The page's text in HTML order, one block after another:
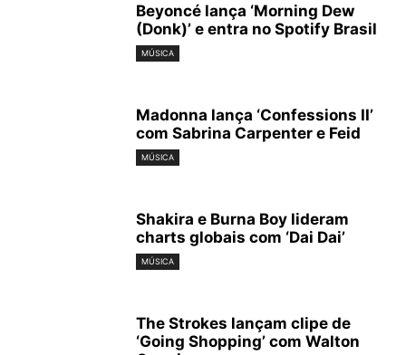
Beyoncé lança ‘Morning Dew
(Donk)’ e entra no Spotify Brasil
MÚSICA
Madonna lança ‘Confessions II’
com Sabrina Carpenter e Feid
MÚSICA
Shakira e Burna Boy lideram
charts globais com ‘Dai Dai’
MÚSICA
The Strokes lançam clipe de
‘Going Shopping’ com Walton